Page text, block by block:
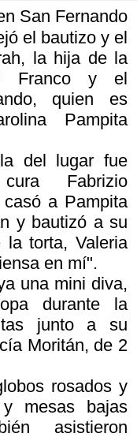
San Fernando
el bautizo y el
la hija de la
Franco y el
quien es
Pampita
del lugar fue
Fabrizio
a Pampita
y bautizó a su
la torta, Valeria
en mí".
una mini diva,
durante la
junto a su
Moritán, de 2
rosados y
mesas bajas
asistieron